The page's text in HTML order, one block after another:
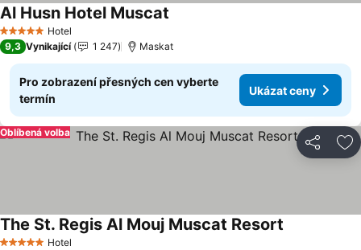
5 Počet hvězdiček
Hotel
Al Husn Hotel Muscat
9,3 Vynikající 1 247 Maskat
Pro zobrazení přesných cen vyberte
termín
Ukázat ceny
Sdílet
Oblíbená volba
5 Počet hvězdiček
Hotel
The St. Regis Al Mouj Muscat Resort